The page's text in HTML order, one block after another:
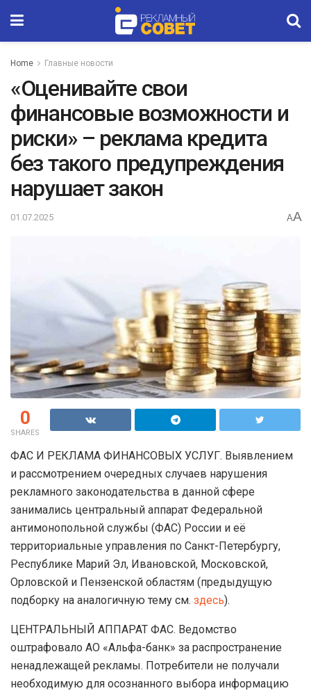
Home Главные новости
«Оценивайте свои
финансовые возможности и
риски» – реклама кредита
без такого предупреждения
нарушает закон
01.07.2025 AA
0
SHARES
ФАС И РЕКЛАМА ФИНАНСОВЫХ УСЛУГ. Выявлением
и рассмотрением очередных случаев нарушения
рекламного законодательства в данной сфере
занимались центральный аппарат Федеральной
антимонопольной службы (ФАС) России и её
территориальные управления по Санкт-Петербургу,
Республике Марий Эл, Ивановской, Московской,
Орловской и Пензенской областям (предыдущую
подборку на аналогичную тему см. здесь).
ЦЕНТРАЛЬНЫЙ АППАРАТ ФАС. Ведомство
оштрафовало АО «Альфа-банк» за распространение
ненадлежащей рекламы. Потребители не получали
необходимую для осознанного выбора информацию